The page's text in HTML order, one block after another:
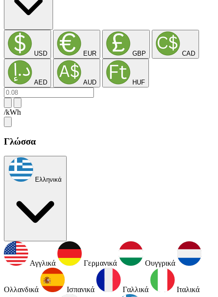
USD EUR GBP CAD
AED AUD HUF
/kWh
Γλώσσα
Ελληνικά
Αγγλικά Γερμανικά Ουγγρικά
Ολλανδικά Ισπανικά Γαλλικά Ιταλικά